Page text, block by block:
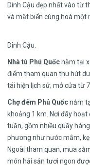
Dinh Cậu đẹp nhất vào từ
và mặt biển cùng hoà một
Dinh Cậu.
Nhà tù Phú Quốcnằm tại
điểm tham quan thu hút
tái hiện lịch sử; mở cửa từ
Chợ đêm Phú Quốcnằm
khoảng 1 km. Nơi đây
tuần, gồm nhiều quầy
phương như nước mắm,
Ngoài tham quan, mua
món hải sản tươi ngon